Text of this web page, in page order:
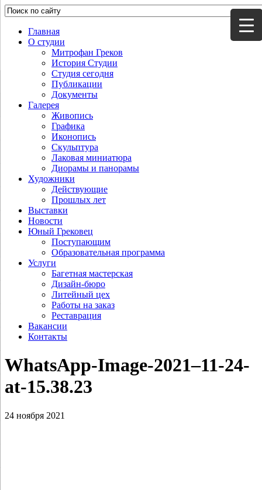
Главная
О студии
Митрофан Греков
История Студии
Студия сегодня
Публикации
Документы
Галерея
Живопись
Графика
Иконопись
Скульптура
Лаковая миниатюра
Диорамы и панорамы
Художники
Действующие
Прошлых лет
Выставки
Новости
Юный Грековец
Поступающим
Образовательная программа
Услуги
Багетная мастерская
Дизайн-бюро
Литейный цех
Работы на заказ
Реставрация
Вакансии
Контакты
WhatsApp-Image-2021–11-24-
at-15.38.23
24 ноября 2021